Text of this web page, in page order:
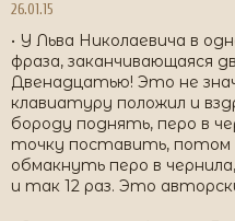
26.01.15
• У Льва Николаевича в
фраза, заканчивающаяся
Двенадцатью! Это не
клавиатуру положил и
бороду поднять, перо в
точку поставить, потом
обмакнуть перо в
и так 12 раз. Это